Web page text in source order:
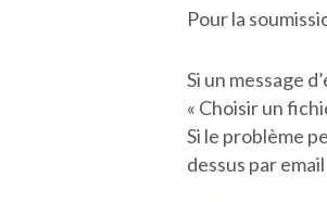
Pour la
Si un message
« Choisir un
Si le problème
dessus par